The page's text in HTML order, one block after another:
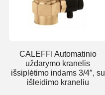
CALEFFI Automatinio
uždarymo kranelis
išsiplėtimo indams 3/4″, su
išleidimo kraneliu